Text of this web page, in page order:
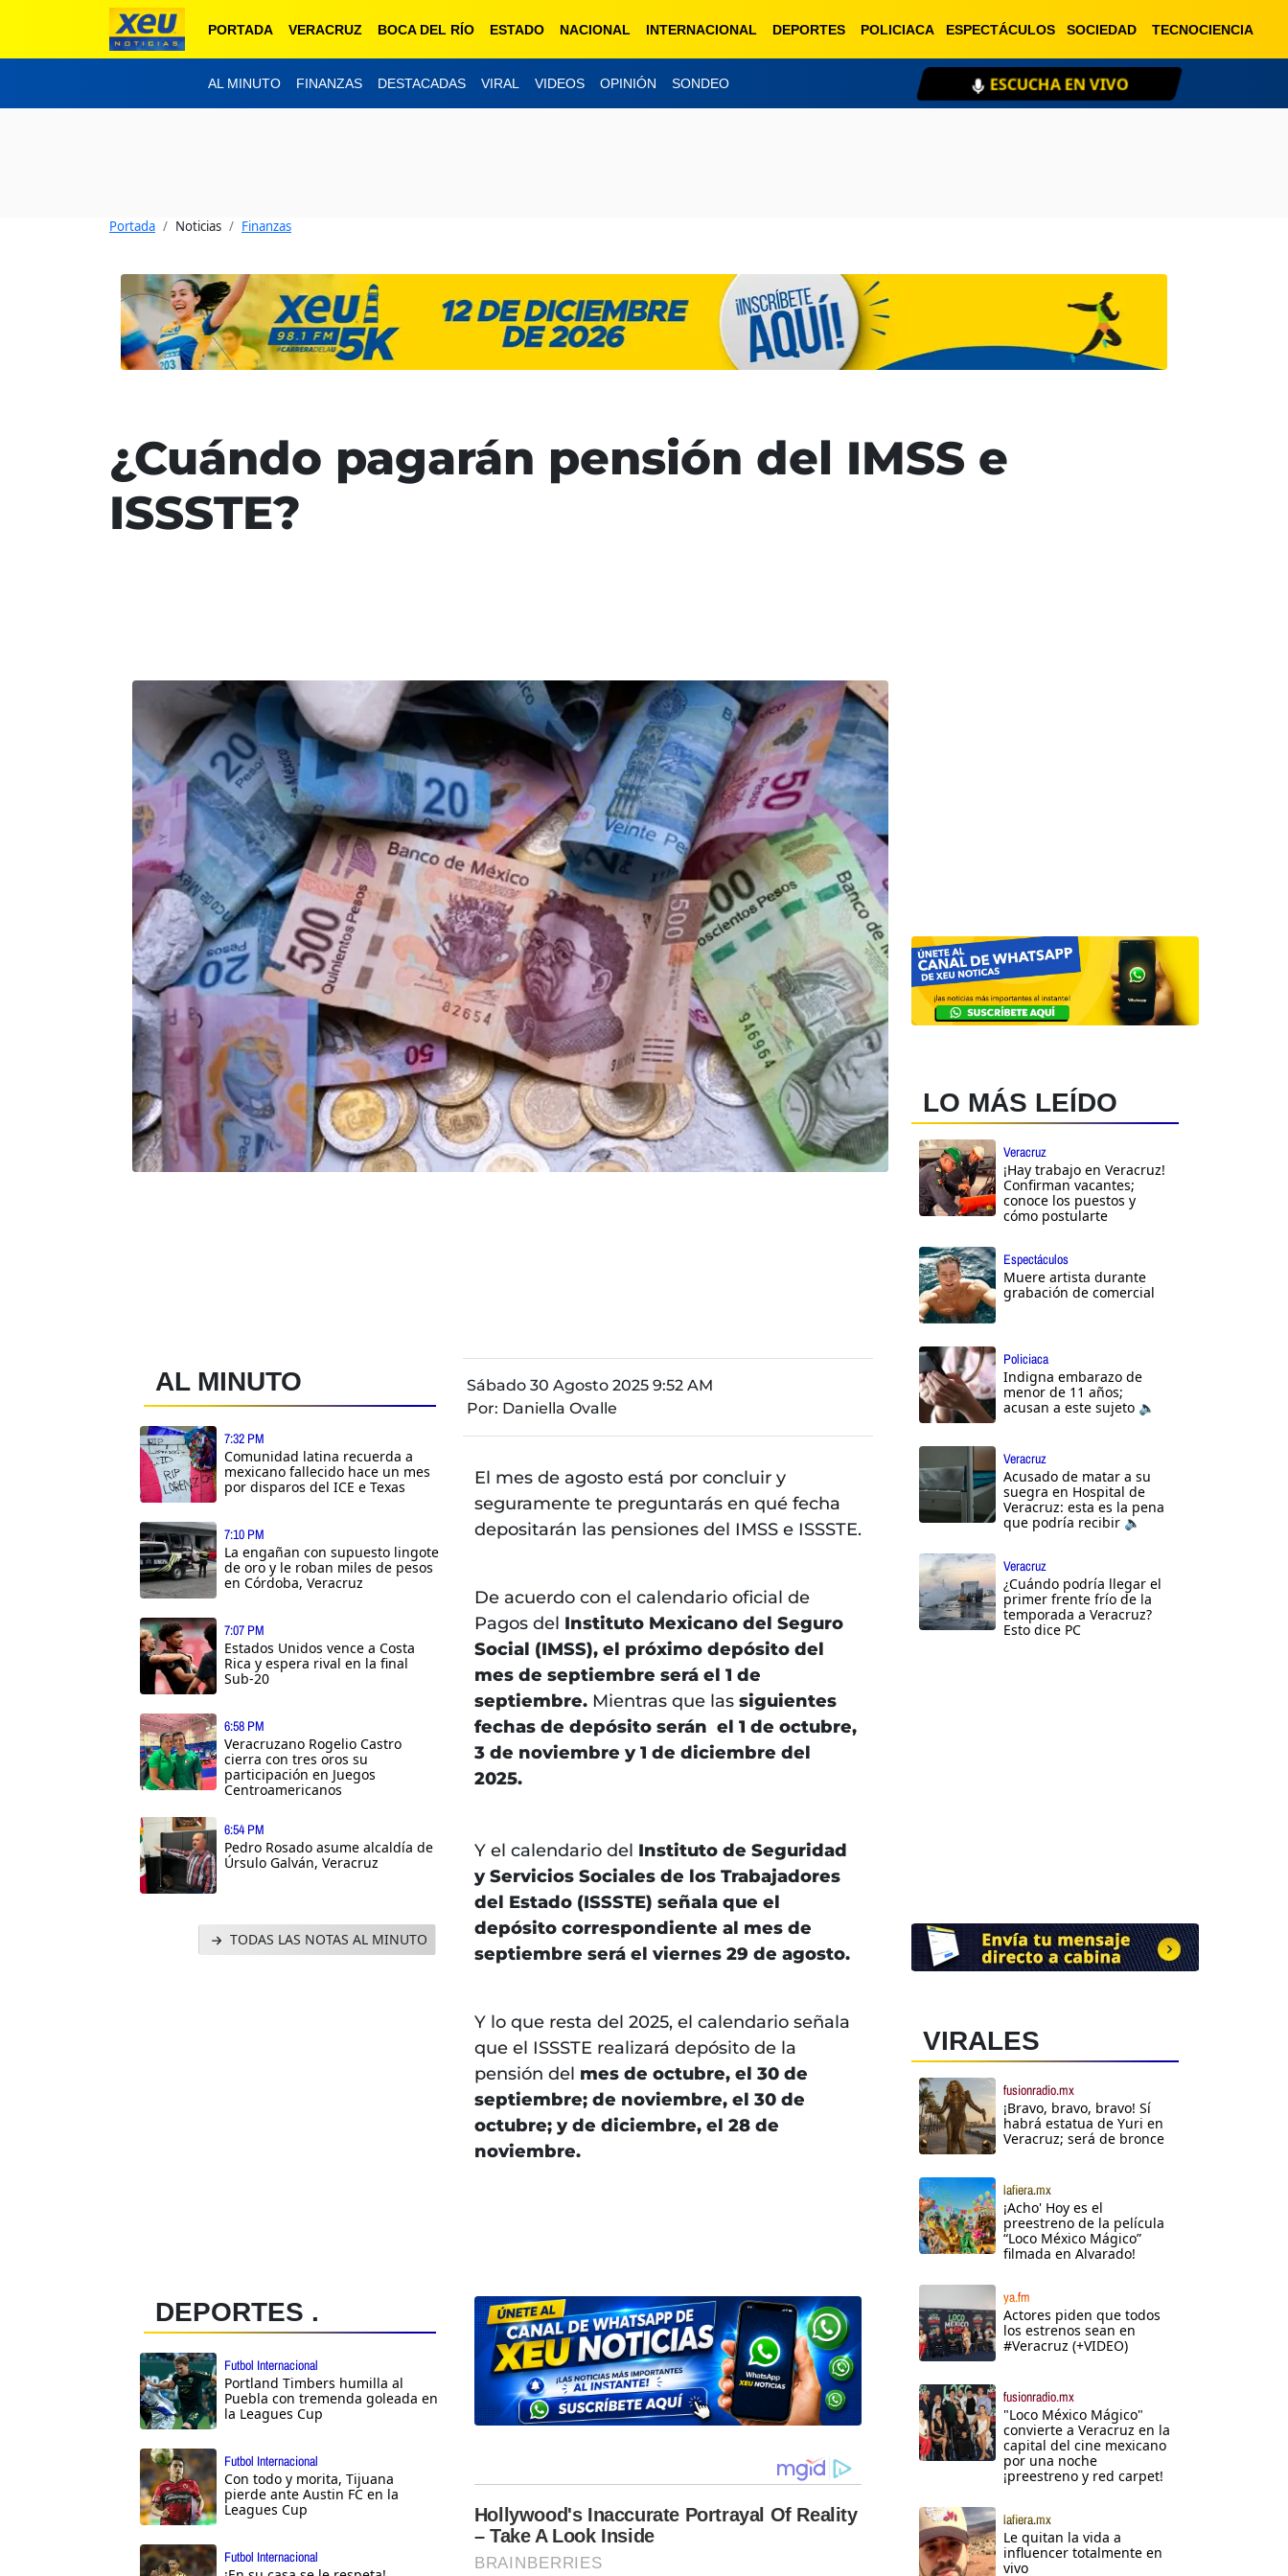
PORTADA VERACRUZ BOCA DEL RÍO ESTADO NACIONAL INTERNACIONAL DEPORTES POLICIACA ESPECTÁCULOS SOCIEDAD TECNOCIENCIA
AL MINUTO FINANZAS DESTACADAS VIRAL VIDEOS OPINIÓN SONDEO XEU 98.1 FM
ESCUCHA EN VIVO
Portada Noticias Finanzas
¿Cuándo pagarán pensión del IMSS e
ISSSTE?
AL MINUTO
7:32 PM
Comunidad latina recuerda a
mexicano fallecido hace un mes
por disparos del ICE e Texas
7:10 PM
La engañan con supuesto lingote
de oro y le roban miles de pesos
en Córdoba, Veracruz
7:07 PM
Estados Unidos vence a Costa
Rica y espera rival en la final
Sub-20
6:58 PM
Veracruzano Rogelio Castro
cierra con tres oros su
participación en Juegos
Centroamericanos
6:54 PM
Pedro Rosado asume alcaldía de
Úrsulo Galván, Veracruz
TODAS LAS NOTAS AL MINUTO
DEPORTES .
Futbol Internacional
Portland Timbers humilla al
Puebla con tremenda goleada en
la Leagues Cup
Futbol Internacional
Con todo y morita, Tijuana
pierde ante Austin FC en la
Leagues Cup
Futbol Internacional
Sábado 30 Agosto 2025 9:52 AM
Por: Daniella Ovalle
El mes de agosto está por concluir y
seguramente te preguntarás en qué fecha
depositarán las pensiones del IMSS e ISSSTE.
De acuerdo con el calendario oficial de
Pagos del Instituto Mexicano del Seguro
Social (IMSS), el próximo depósito del
mes de septiembre será el 1 de
septiembre. Mientras que las siguientes
fechas de depósito serán el 1 de octubre,
3 de noviembre y 1 de diciembre del
2025.
Y el calendario del Instituto de Seguridad
y Servicios Sociales de los Trabajadores
del Estado (ISSSTE) señala que el
depósito correspondiente al mes de
septiembre será el viernes 29 de agosto.
Y lo que resta del 2025, el calendario señala
que el ISSSTE realizará depósito de la
pensión del mes de octubre, el 30 de
septiembre; de noviembre, el 30 de
octubre; y de diciembre, el 28 de
noviembre.
LO MÁS LEÍDO
Veracruz
¡Hay trabajo en Veracruz!
Confirman vacantes;
conoce los puestos y
cómo postularte
Espectáculos
Muere artista durante
grabación de comercial
Policiaca
Indigna embarazo de
menor de 11 años;
acusan a este sujeto 🔈
Veracruz
Acusado de matar a su
suegra en Hospital de
Veracruz: esta es la pena
que podría recibir 🔈
Veracruz
¿Cuándo podría llegar el
primer frente frío de la
temporada a Veracruz?
Esto dice PC
VIRALES
fusionradio.mx
¡Bravo, bravo, bravo! Sí
habrá estatua de Yuri en
Veracruz; será de bronce
lafiera.mx
¡Acho' Hoy es el
preestreno de la película
“Loco México Mágico”
filmada en Alvarado!
ya.fm
Actores piden que todos
los estrenos sean en
#Veracruz (+VIDEO)
fusionradio.mx
"Loco México Mágico"
convierte a Veracruz en la
capital del cine mexicano
por una noche
¡preestreno y red carpet!
lafiera.mx
Le quitan la vida a
influencer totalmente en
vivo